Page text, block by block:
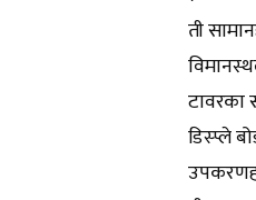
ती
टावरका
डिस्प्ले